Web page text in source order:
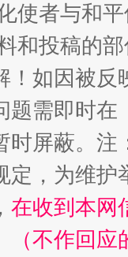
除
使者与和
和投稿的
！如因被
题需即时在
时屏蔽。
定，为维
在收到本网
（不作回应